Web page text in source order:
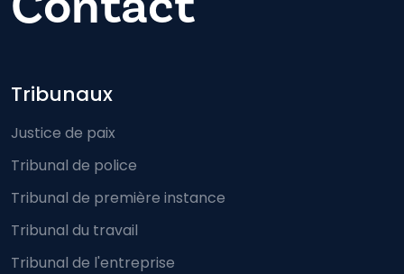
Footer-menu
Tribunaux
Justice de paix
Tribunal de police
Tribunal de première instance
Tribunal du travail
Tribunal de l'entreprise